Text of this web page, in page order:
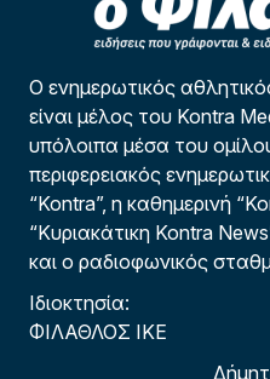
Ο ενημερωτικός
είναι μέλος του Kontra
υπόλοιπα μέσα του
περιφερειακός
“Kontra”, η καθημερινή
“Κυριακάτικη Kontra
και ο ραδιοφωνικός
Ιδιοκτησία:
ΦΙΛΑΘΛΟΣ ΙΚΕ